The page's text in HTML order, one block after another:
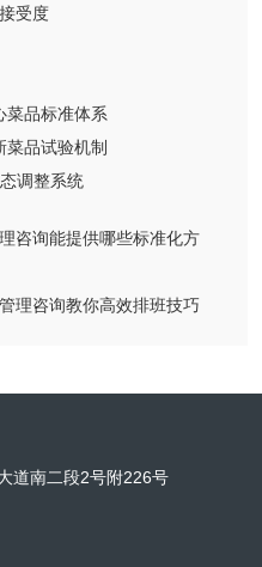
受度
菜品标准体系
品试验机制
调整系统
咨询能提供哪些标准化方
理咨询教你高效排班技巧
道南二段2号附226号